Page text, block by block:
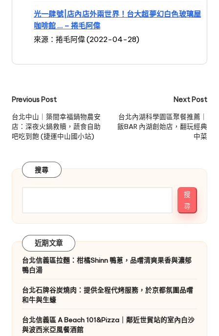
光一肆號|店內店外兩世界！台大超夢幻白色玻璃屋
咖啡館 … – 捲毛阿偉
來源：捲毛阿偉 (2022-04-28)
Post
navigation
Previous Post
台北中山｜築間幸福鍋物農安
店：深夜火鍋救贖，蔬食自助
吧吃到飽 (捷運中山國小站)
Next Post
台北內湖科學園區聚餐推薦｜
飯BAR 內湖創始店，翻玩經典
中菜
搜尋
搜
尋
近期文章
台北信義區拉麵：柑橘Shinn 鴨蔥，品嚐清爽果香與濃郁
鴨白湯
台北石牌谷炭燒肉：提供全程代烤服務，於京都氛圍品嚐
和牛與生蠔
台北信義區 A Beach 101&Pizza｜鄰近世貿站的室內白沙
與波西米亞風餐酒館